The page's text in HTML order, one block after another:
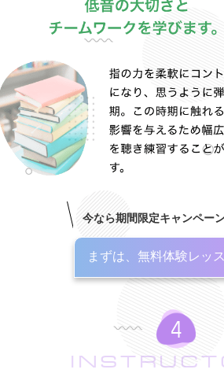
今なら期間限定キャンペー
まずは、無料体験レッ